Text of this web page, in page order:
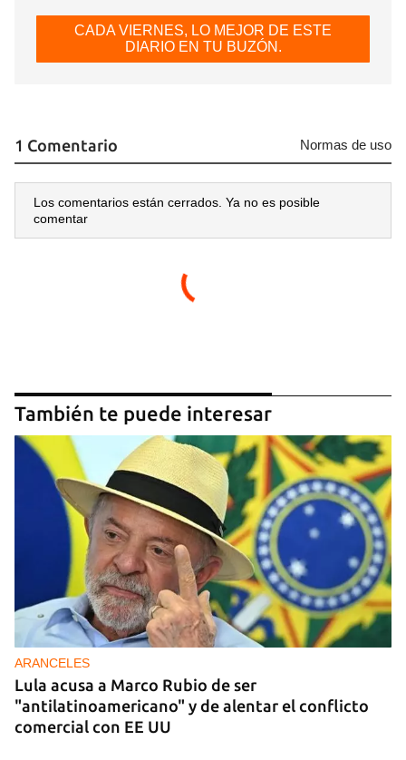
Para poder guardar como favorito, primero has de
iniciar sesión con tu cuenta de 14ymedio.
CADA VIERNES, LO MEJOR DE ESTE
DIARIO EN TU BUZÓN.
1 Comentario Normas de uso
Los comentarios están cerrados. Ya no es posible
comentar
También te puede interesar
ARANCELES
Lula acusa a Marco Rubio de ser
"antilatinoamericano" y de alentar el conflicto
comercial con EE UU